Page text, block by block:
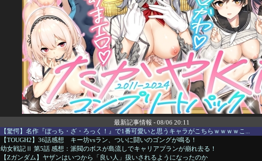
最新記事情報 - 08/06 20:11
【驚愕】名作『ぼっち・ざ・ろっく！』で1番可愛いと思うキャラがこちらｗｗｗｗこ...
【TOUGH2】36話感想 キー坊vsラン、ついに闘いのゴングが鳴る！
幼女戦記Ⅱ 第5話 感想：派閥のボスが島流しでキャリアプランが崩れ去る！
【Zガンダム】ヤザンはいつから「良い人」扱いされるようになったのか